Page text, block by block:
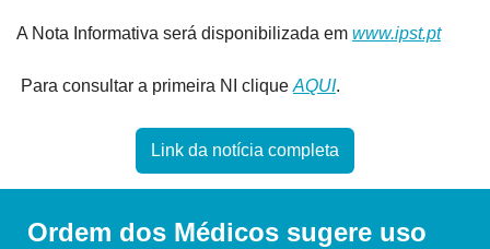
A Nota Informativa será disponibilizada em www.ipst.pt
Para consultar a primeira NI clique AQUI.
Link da notícia completa
Ordem dos Médicos sugere uso